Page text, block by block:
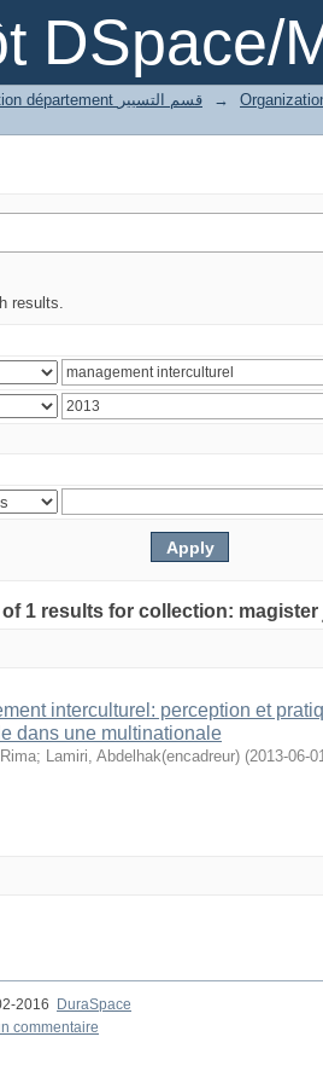
DSpace/
3 Gestion département قسم التسيير
→
results.
interculturel: perception et
dans une multinationale
; Lamiri, Abdelhak(encadreur) (2013-06-
2016
DuraSpace
commentaire